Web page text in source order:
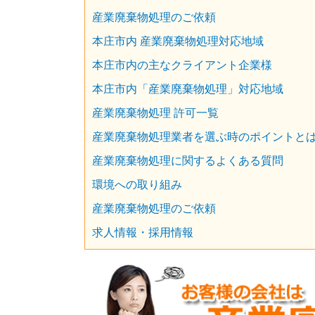
産業廃棄物処理のご依頼
本庄市内 産業廃棄物処理対応地域
本庄市内の主なクライアント企業様
本庄市内「産業廃棄物処理」対応地域
産業廃棄物処理 許可一覧
産業廃棄物処理業者を選ぶ時のポイントと
産業廃棄物処理に関するよくある質問
環境への取り組み
産業廃棄物処理のご依頼
求人情報・採用情報